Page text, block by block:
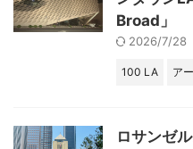
Broad」
2026/7/28
100 LA ア
ロサンゼ